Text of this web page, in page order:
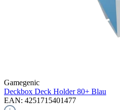
Gamegenic
Deckbox Deck Holder 80+ Blau
EAN: 4251715401477